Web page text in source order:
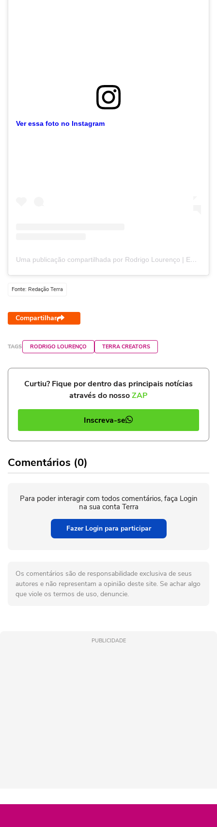
Ver essa foto no Instagram
Uma publicação compartilhada por Rodrigo Lourenço | Emagrecimento Feminino (@rodrigolourenco)
Fonte: Redação Terra
Compartilhar
TAGS RODRIGO LOURENÇO TERRA CREATORS
Curtiu? Fique por dentro das principais notícias
através do nossoZAP
Inscreva-se
Comentários (0)
Para poder interagir com todos comentários, faça Login
na sua conta Terra
Fazer Login para participar
Os comentários são de responsabilidade exclusiva de seus
autores e não representam a opinião deste site. Se achar algo
que viole os termos de uso, denuncie.
PUBLICIDADE